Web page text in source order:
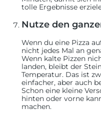
tolle Ergebnisse
Nutze den
Wenn du eine Pizza
nicht jedes Mal an
Wenn kalte Pizzen
landen, bleibt der
Temperatur. Das ist
einfacher, aber auch
Schon eine kleine
hinten oder vorne
machen.